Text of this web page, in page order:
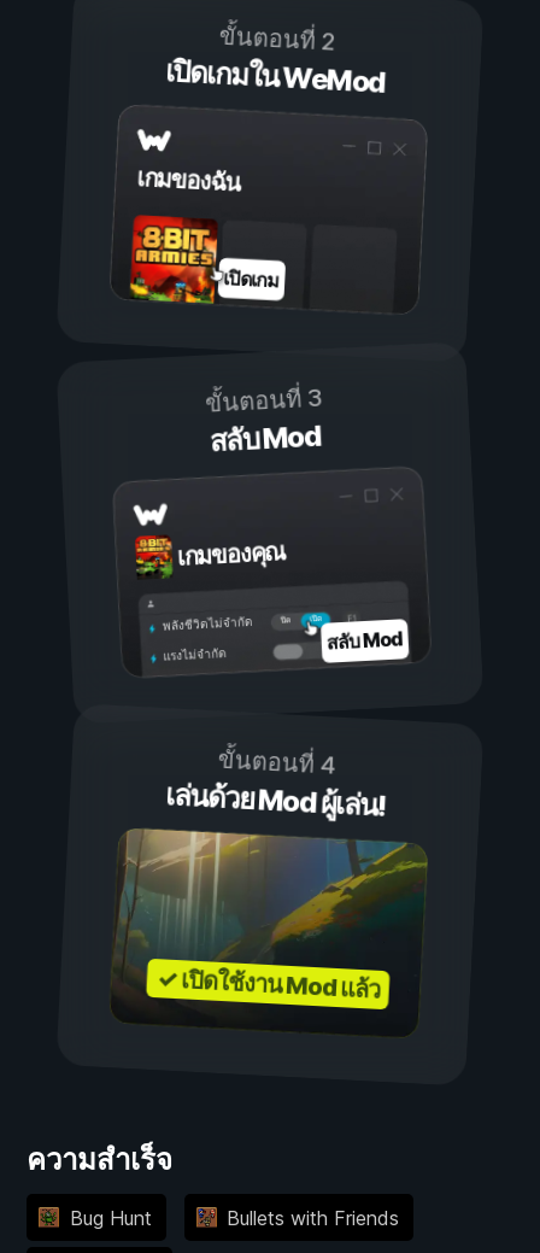
ขั้นตอนที่ 2
เปิดเกมใน WeMod
เกมของฉัน
เปิดเกม
ขั้นตอนที่ 3
สลับ Mod
เกมของคุณ
เปิด
ปิด
พลังชีวิตไม่จำกัด
แรงไม่จำกัด สลับ Mod
ขั้นตอนที่ 4
เล่นด้วย Mod ผู้เล่น!
✓ เปิดใช้งาน Mod แล้ว
ความสำเร็จ
Bug Hunt Bullets with Friends